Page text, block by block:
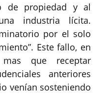
de propiedad y al
industria lícita.
por el solo
Este fallo, en
que receptar
anteriores
venían sosteniendo